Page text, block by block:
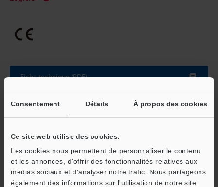
Consentement Détails À propos des cookies
Ce site web utilise des cookies.
Les cookies nous permettent de personnaliser le contenu
et les annonces, d'offrir des fonctionnalités relatives aux
médias sociaux et d'analyser notre trafic. Nous partageons
également des informations sur l'utilisation de notre site
Fiche technique (PDF)
Autres modèles
Guides techniques
Fiche technique (PDF)